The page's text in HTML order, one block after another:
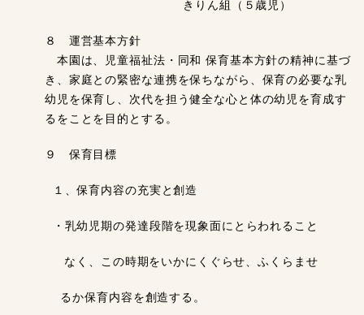
きりん組（５歳児）
８ 運営基本方針
本園は、児童福祉法・同和 保育基本方針の精神に基づ
き、家庭との緊密な連携を保ちながら、保育の必要な乳
幼児を保育し、次代を担う健全な心と体の幼児を育成す
るをことを目的とする。
９ 保育目標
１、保育内容の充実と創造
・乳幼児期の発達段階を現象面にとらわれること
なく、この時期をいかにくぐらせ、ふくらませ
るか保育内容を創造する。